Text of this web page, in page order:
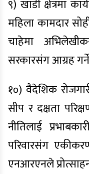
९) खाडी क्षेत्रमा
महिला कामदार
चाहेमा
सरकारसंग आग्रह
१०) वैदेशिक
सीप र दक्षता
नीतिलाई
परिवारसंग
एनआरएनले